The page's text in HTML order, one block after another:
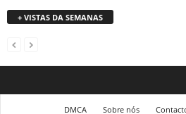
+ VISTAS DA SEMANAS
DMCA Sobre nós